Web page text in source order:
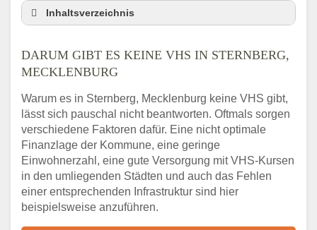
Inhaltsverzeichnis
Mecklenburg
3 schnelle Tipps
Sternberg, Mecklenburg VHS-Kurse in Ihrer
Nähe
Abendschule in der Region rund um
Sternberg, Mecklenburg
VHS steht für Erwachsenenbildung
Online-Kurse: Alternative Angebote zum
VHS-Kurs
DARUM GIBT ES KEINE VHS IN STERNBERG,
MECKLENBURG
Warum es in Sternberg, Mecklenburg keine VHS gibt,
lässt sich pauschal nicht beantworten. Oftmals sorgen
verschiedene Faktoren dafür. Eine nicht optimale
Finanzlage der Kommune, eine geringe
Einwohnerzahl, eine gute Versorgung mit VHS-Kursen
in den umliegenden Städten und auch das Fehlen
einer entsprechenden Infrastruktur sind hier
beispielsweise anzuführen.